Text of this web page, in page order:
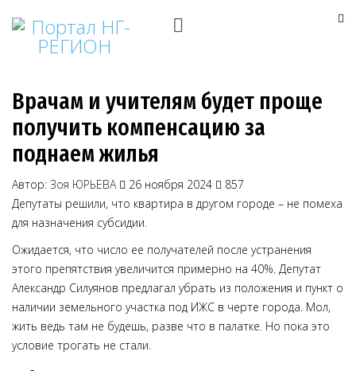
Врачам и учителям будет проще
получить компенсацию за
поднаем жилья
Автор: Зоя ЮРЬЕВА 26 ноября 2024
857
Депутаты решили, что квартира в другом городе – не помеха
для назначения субсидии.
Ожидается, что число ее получателей после устранения
этого препятствия увеличится примерно на 40%. Депутат
Александр Силуянов предлагал убрать из положения и пункт о
наличии земельного участка под ИЖС в черте города. Мол,
жить ведь там не будешь, разве что в палатке. Но пока это
условие трогать не стали.